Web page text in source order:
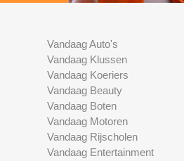
Vandaag Auto's
Vandaag Klussen
Vandaag Koeriers
Vandaag Beauty
Vandaag Boten
Vandaag Motoren
Vandaag Rijscholen
Vandaag Entertainment